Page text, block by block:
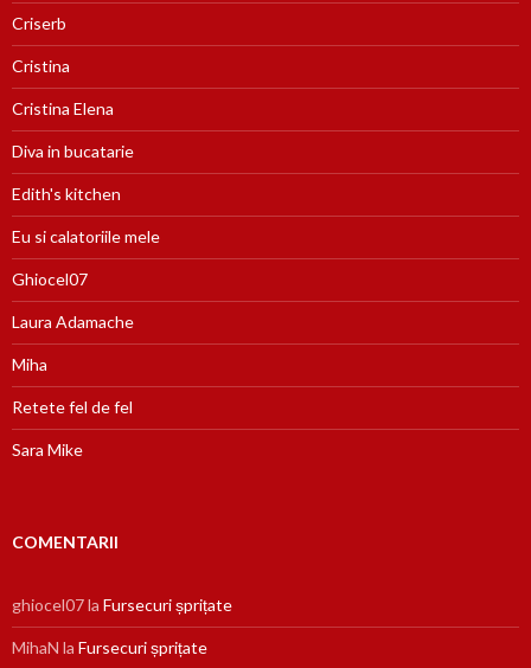
Criserb
Cristina
Cristina Elena
Diva in bucatarie
Edith's kitchen
Eu si calatoriile mele
Ghiocel07
Laura Adamache
Miha
Retete fel de fel
Sara Mike
COMENTARII
ghiocel07la Fursecuri șprițate
MihaN la Fursecuri șprițate